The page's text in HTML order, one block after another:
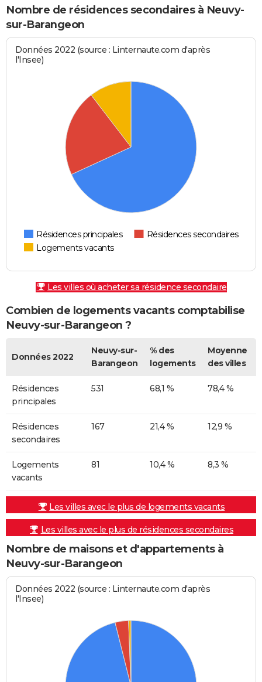
Nombre de résidences secondaires à Neuvy-
sur-Barangeon
Données 2022 (source : Linternaute.com d'après
l'Insee)
Résidences principales
Résidences secondaires
Logements vacants
Les villes où acheter sa résidence secondaire
Combien de logements vacants comptabilise
Neuvy-sur-Barangeon ?
Données 2022
Neuvy-sur-
Barangeon
% des
logements
Moyenne
des villes
Résidences
principales
531 68,1 % 78,4 %
Résidences
secondaires
167 21,4 % 12,9 %
Logements
vacants
81 10,4 % 8,3 %
Les villes avec le plus de logements vacants
Les villes avec le plus de résidences secondaires
Nombre de maisons et d'appartements à
Neuvy-sur-Barangeon
Données 2022 (source : Linternaute.com d'après
l'Insee)